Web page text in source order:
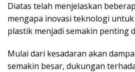
Diatas telah menjelaskan
mengapa inovasi teknologi
plastik menjadi semakin penting
Mulai dari kesadaran akan
semakin besar, dukungan